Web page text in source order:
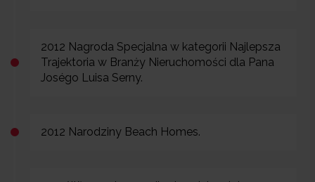
2012 Nagroda Specjalna w kategorii Najlepsza
Trajektoria w Branży Nieruchomości dla Pana
Joségo Luisa Serny.
2012 Narodziny Beach Homes.